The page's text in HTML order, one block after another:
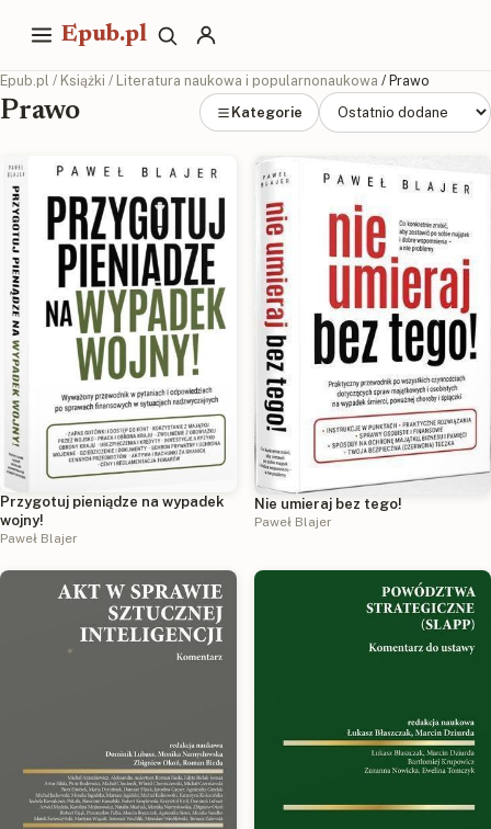
Epub.pl
Epub.pl / Książki / Literatura naukowa i popularnonaukowa / Prawo
Prawo Kategorie
Przygotuj pieniądze na wypadek
wojny!
Paweł Blajer
Nie umieraj bez tego!
Paweł Blajer